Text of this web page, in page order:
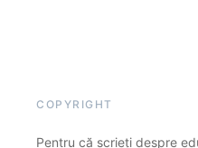
COPYRIGHT
Pentru că scrieți despre